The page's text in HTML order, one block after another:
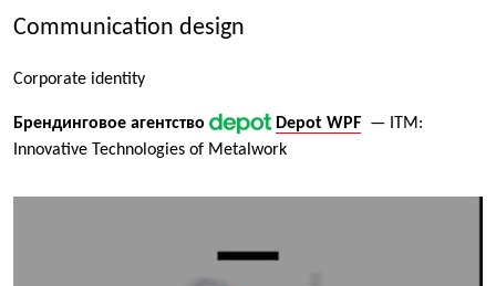
Communication design
Corporate identity
Брендинговое агентство Depot WPF — ITM:
Innovative Technologies of Metalwork